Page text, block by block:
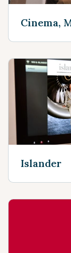
Cinema,
Islander